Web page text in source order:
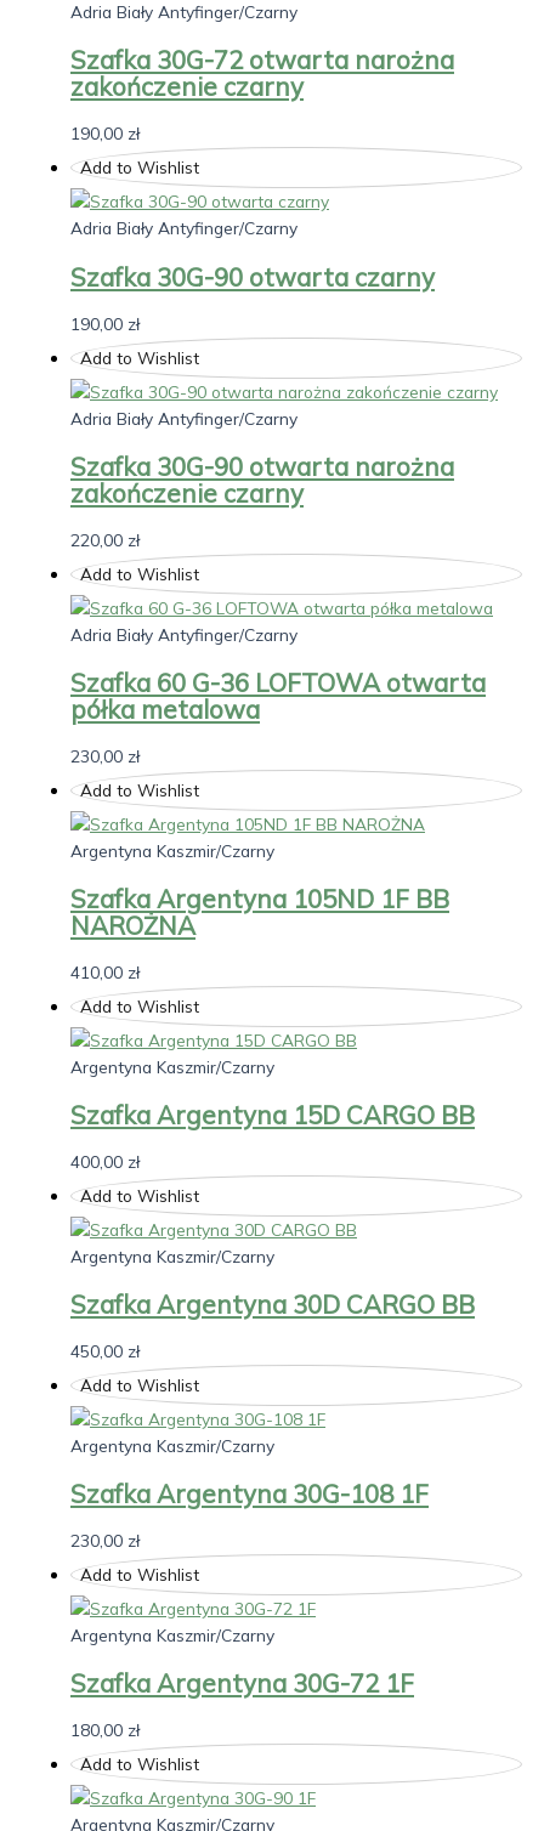
Adria Biały Antyfinger/Czarny
Szafka 30G-72 otwarta narożna
zakończenie czarny
190,00 zł
Add to Wishlist
Adria Biały Antyfinger/Czarny
Szafka 30G-90 otwarta czarny
190,00 zł
Add to Wishlist
Adria Biały Antyfinger/Czarny
Szafka 30G-90 otwarta narożna
zakończenie czarny
220,00 zł
Add to Wishlist
Adria Biały Antyfinger/Czarny
Szafka 60 G-36 LOFTOWA otwarta
półka metalowa
230,00 zł
Add to Wishlist
Argentyna Kaszmir/Czarny
Szafka Argentyna 105ND 1F BB
NAROŻNA
410,00 zł
Add to Wishlist
Argentyna Kaszmir/Czarny
Szafka Argentyna 15D CARGO BB
400,00 zł
Add to Wishlist
Argentyna Kaszmir/Czarny
Szafka Argentyna 30D CARGO BB
450,00 zł
Add to Wishlist
Argentyna Kaszmir/Czarny
Szafka Argentyna 30G-108 1F
230,00 zł
Add to Wishlist
Argentyna Kaszmir/Czarny
Szafka Argentyna 30G-72 1F
180,00 zł
Add to Wishlist
Argentyna Kaszmir/Czarny